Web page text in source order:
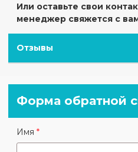
Или оставьте свои
менеджер свяжется с
Отзывы
Форма обратной
Имя